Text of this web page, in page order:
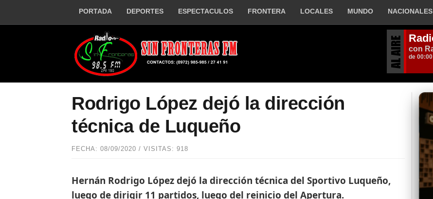
PORTADA DEPORTES ESPECTACULOS FRONTERA LOCALES MUNDO NACIONALES
Rodrigo López dejó la dirección
técnica de Luqueño
FECHA: 08/09/2020 / VISITAS: 918
Hernán Rodrigo López dejó la dirección técnica del Sportivo Luqueño,
luego de dirigir 11 partidos, luego del reinicio del Apertura.